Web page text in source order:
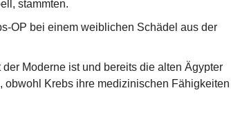
stammten.
OP bei einem weiblichen Schädel aus der
Moderne ist und bereits die alten Ägypter
Krebs ihre medizinischen Fähigkeiten